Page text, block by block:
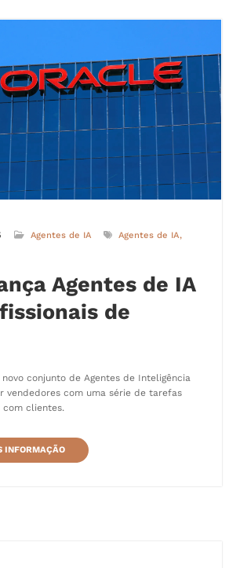
Agentes de IA
Agentes de IA
Agentes de IA
de
conjunto de Agentes de Inteligência
vendedores com uma série de tarefas
clientes.
INFORMAÇÃO